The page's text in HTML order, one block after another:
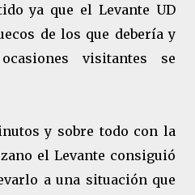
ya que el Levante UD
de los que debería y
visitantes se
y sobre todo con la
el Levante consiguió
a una situación que